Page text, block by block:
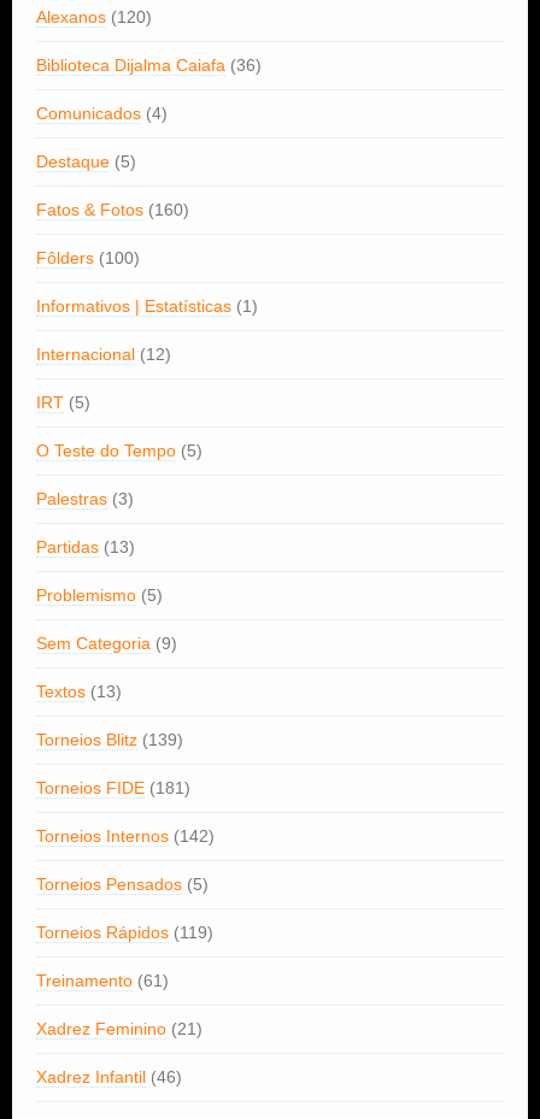
Alexanos (120)
Biblioteca Dijalma Caiafa (36)
Comunicados (4)
Destaque (5)
Fatos & Fotos (160)
Fôlders (100)
Informativos | Estatísticas (1)
Internacional (12)
IRT (5)
O Teste do Tempo (5)
Palestras (3)
Partidas (13)
Problemismo (5)
Sem Categoria (9)
Textos (13)
Torneios Blitz (139)
Torneios FIDE (181)
Torneios Internos (142)
Torneios Pensados (5)
Torneios Rápidos (119)
Treinamento (61)
Xadrez Feminino (21)
Xadrez Infantil (46)